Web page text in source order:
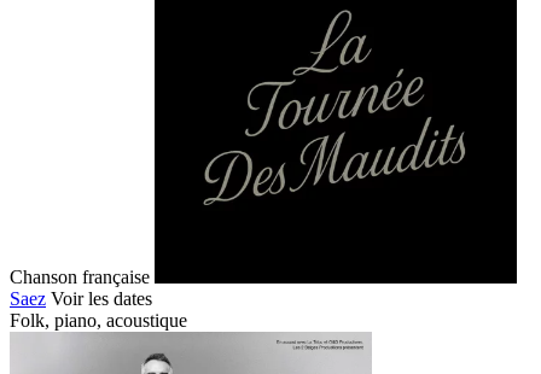
Chanson française
Saez Voir les dates
Folk, piano, acoustique